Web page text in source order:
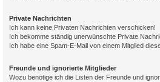
Private Nachrichten
Ich kann keine Privaten Nachrichten verschicken!
Ich bekomme ständig unerwünschte Private
Ich habe eine Spam-E-Mail von einem Mitglied
Freunde und ignorierte Mitglieder
Wozu benötige ich die Listen der Freunde und